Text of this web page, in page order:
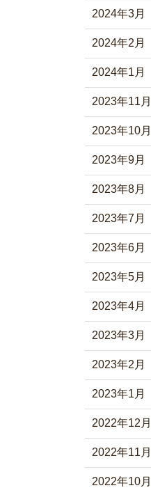
2024年3月
2024年2月
2024年1月
2023年11月
2023年10月
2023年9月
2023年8月
2023年7月
2023年6月
2023年5月
2023年4月
2023年3月
2023年2月
2023年1月
2022年12月
2022年11月
2022年10月